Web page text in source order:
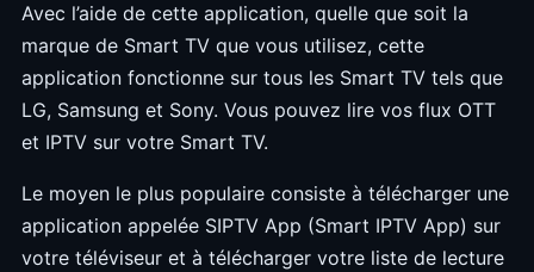
Avec l’aide de cette application, quelle que soit la
marque de Smart TV que vous utilisez, cette
application fonctionne sur tous les Smart TV tels que
LG, Samsung et Sony. Vous pouvez lire vos flux OTT
et IPTV sur votre Smart TV.
Le moyen le plus populaire consiste à télécharger une
application appelée SIPTV App (Smart IPTV App) sur
votre téléviseur et à télécharger votre liste de lecture